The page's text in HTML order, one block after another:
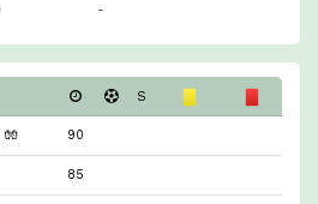
-
S
🧤 90
85